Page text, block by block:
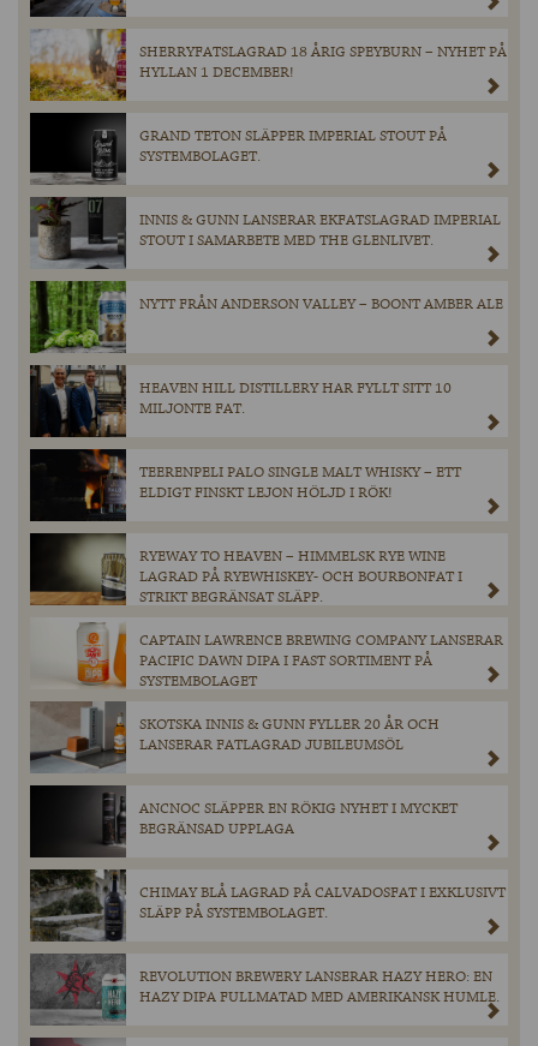
SHERRYFATSLAGRAD 18 ÅRIG SPEYBURN – NYHET PÅ
HYLLAN 1 DECEMBER!
GRAND TETON SLÄPPER IMPERIAL STOUT PÅ
SYSTEMBOLAGET.
INNIS & GUNN LANSERAR EKFATSLAGRAD IMPERIAL
STOUT I SAMARBETE MED THE GLENLIVET.
NYTT FRÅN ANDERSON VALLEY – BOONT AMBER ALE
HEAVEN HILL DISTILLERY HAR FYLLT SITT 10
MILJONTE FAT.
TEERENPELI PALO SINGLE MALT WHISKY – ETT
ELDIGT FINSKT LEJON HÖLJD I RÖK!
RYEWAY TO HEAVEN – HIMMELSK RYE WINE
LAGRAD PÅ RYEWHISKEY- OCH BOURBONFAT I
STRIKT BEGRÄNSAT SLÄPP.
CAPTAIN LAWRENCE BREWING COMPANY LANSERAR
PACIFIC DAWN DIPA I FAST SORTIMENT PÅ
SYSTEMBOLAGET
SKOTSKA INNIS & GUNN FYLLER 20 ÅR OCH
LANSERAR FATLAGRAD JUBILEUMSÖL
ANCNOC SLÄPPER EN RÖKIG NYHET I MYCKET
BEGRÄNSAD UPPLAGA
CHIMAY BLÅ LAGRAD PÅ CALVADOSFAT I EXKLUSIVT
SLÄPP PÅ SYSTEMBOLAGET.
REVOLUTION BREWERY LANSERAR HAZY HERO: EN
HAZY DIPA FULLMATAD MED AMERIKANSK HUMLE.